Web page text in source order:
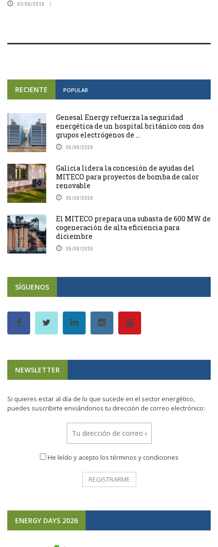
03/06/2018
RECIENTE POPULAR
Genesal Energy refuerza la seguridad
energética de un hospital británico con dos
grupos electrógenos de ...
05/08/2026
Galicia lidera la concesión de ayudas del
MITECO para proyectos de bomba de calor
renovable
05/08/2026
El MITECO prepara una subasta de 600 MW de
cogeneración de alta eficiencia para
diciembre
05/08/2026
SÍGUENOS
NEWSLETTER
Si quieres estar al día de lo que sucede en el sector energético,
puedes suscribirte enviándonos tu dirección de correo electrónico:
He leído y acepto los términos y condiciones
ENERGY DAYS 2026